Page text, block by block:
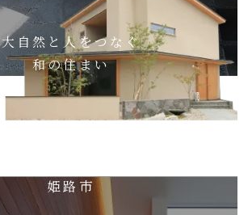
大自然と人をつなぐ
和の住まい
姫路市